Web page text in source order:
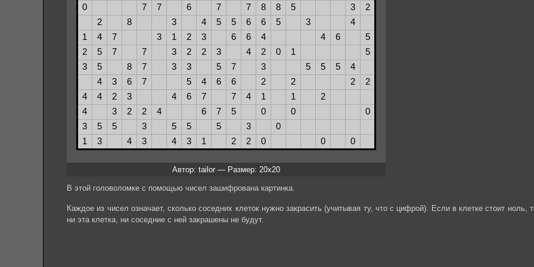
Автор: tailor — Размер: 20x20
В этой головоломке с помощью чисел зашифрована картинка.
Каждое из чисел означает, сколько соседних клеток нужно закрасить (учитывая ту, что с цифрой). Если в клетке стоит ноль,
ни эта клетка, ни соседние с ней закрашены не будут.